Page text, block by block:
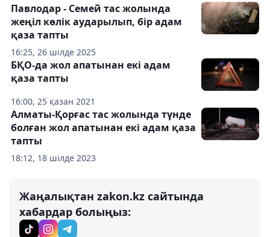
16:25, 26 шілде 2025
Павлодар - Семей тас жолында
жеңіл көлік аударылып, бір адам
қаза тапты
16:00, 25 қазан 2021
БҚО-да жол апатынан екі адам
қаза тапты
18:12, 18 шілде 2023
Алматы-Қорғас тас жолында түнде
болған жол апатынан екі адам қаза
тапты
Жаңалықтан zakon.kz сайтында
хабардар болыңыз: